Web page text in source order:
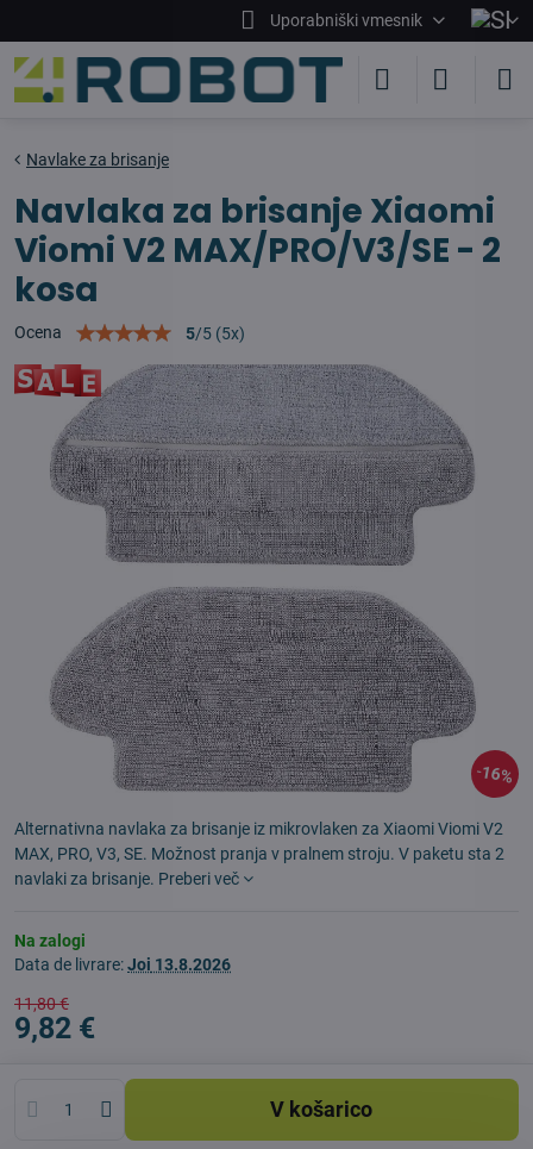
Uporabniški vmesnik
16%
Navlake za brisanje
Navlaka za brisanje Xiaomi
Viomi V2 MAX/PRO/V3/SE - 2
kosa
Ocena 5/5 (5x)
Alternativna navlaka za brisanje iz mikrovlaken za Xiaomi Viomi V2
MAX, PRO, V3, SE. Možnost pranja v pralnem stroju. V paketu sta 2
navlaki za brisanje. Preberi več
Na zalogi
Data de livrare:Joi 13.8.2026
11,80 €
9,82 €
V košarico